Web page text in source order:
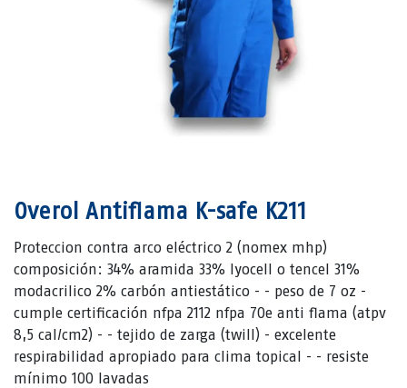
Overol Antiflama K-safe K211
Proteccion contra arco eléctrico 2 (nomex mhp)
composición: 34% aramida 33% lyocell o tencel 31%
modacrilico 2% carbón antiestático - - peso de 7 oz -
cumple certificación nfpa 2112 nfpa 70e anti flama (atpv
8,5 cal/cm2) - - tejido de zarga (twill) - excelente
respirabilidad apropiado para clima topical - - resiste
mínimo 100 lavadas